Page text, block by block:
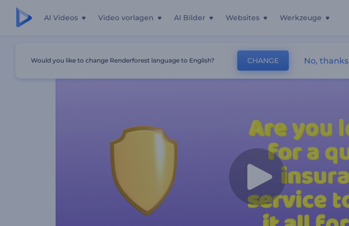
AI Videos Video vorlagen AI Bilder Websites Werkzeuge
Would you like to change Renderforest language to English? CHANGE No, thanks